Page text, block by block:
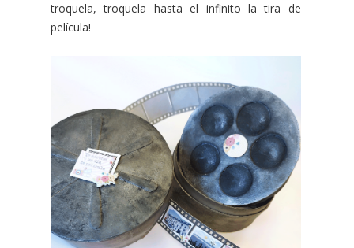
troquela, troquela hasta el infinito la tira de
película!